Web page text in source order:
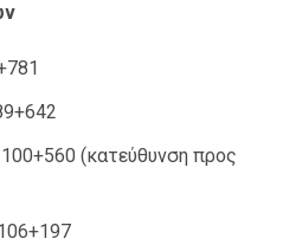
(κατεύθυνση προς